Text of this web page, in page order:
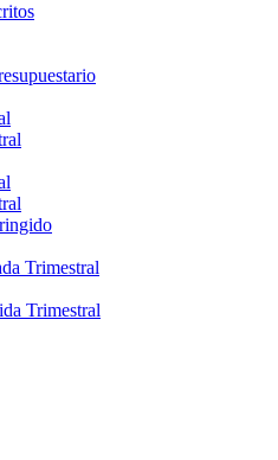
Trimestral
Trimestral